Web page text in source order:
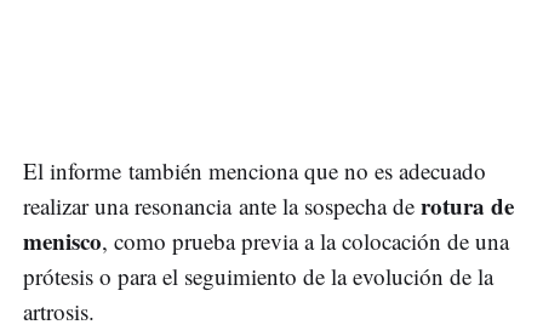
El informe también menciona que no es adecuado
realizar una resonancia ante la sospecha de rotura de
menisco, como prueba previa a la colocación de una
prótesis o para el seguimiento de la evolución de la
artrosis.